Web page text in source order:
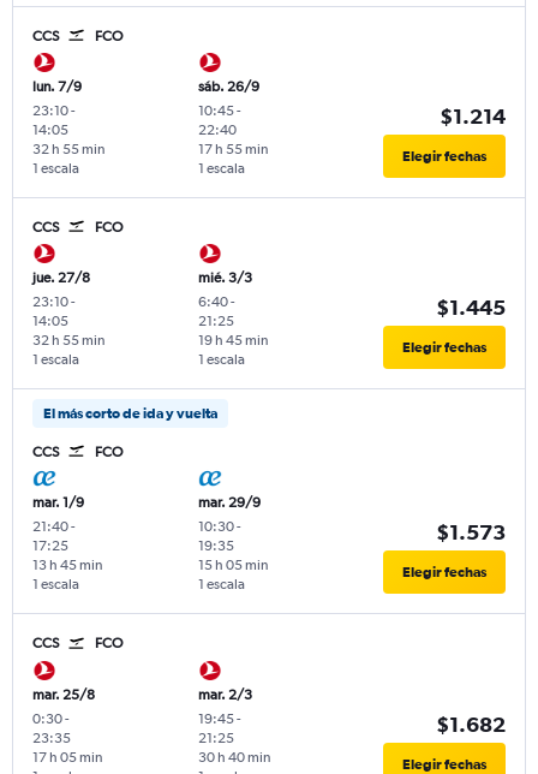
CCS FCO
lun. 7/9
23:10-
14:05
1 escala
32 h 55 min
sáb. 26/9
10:45-
22:40
1 escala
17 h 55 min
$1.214
Elegir fechas
CCS FCO
jue. 27/8
23:10-
14:05
1 escala
32 h 55 min
mié. 3/3
6:40-
21:25
1 escala
19 h 45 min
$1.445
Elegir fechas
El más corto de ida y vuelta
CCS FCO
mar. 1/9
21:40-
17:25
1 escala
13 h 45 min
mar. 29/9
10:30-
19:35
1 escala
15 h 05 min
$1.573
Elegir fechas
CCS FCO
mar. 25/8
0:30-
23:35
17 h 05 min
mar. 2/3
19:45-
21:25
30 h 40 min
$1.682
Elegir fechas